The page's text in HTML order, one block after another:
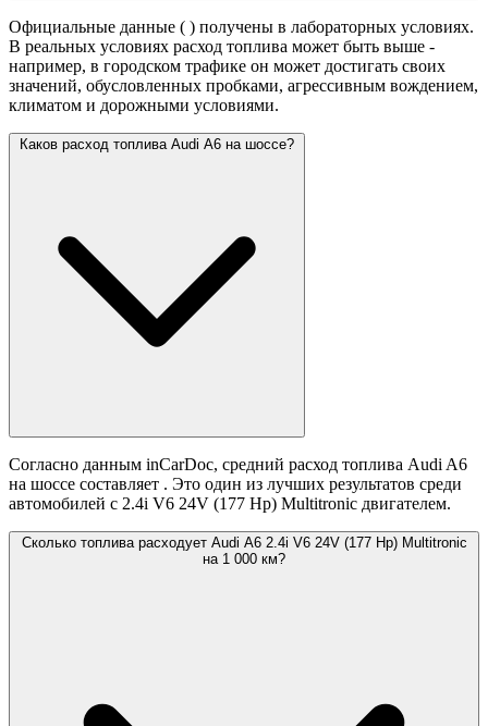
Официальные данные ( ) получены в лабораторных условиях.
В реальных условиях расход топлива может быть выше -
например, в городском трафике он может достигать своих
значений, обусловленных пробками, агрессивным вождением,
климатом и дорожными условиями.
Каков расход топлива Audi A6 на шоссе?
Согласно данным inCarDoc, средний расход топлива Audi A6
на шоссе составляет . Это один из лучших результатов среди
автомобилей с 2.4i V6 24V (177 Hp) Multitronic двигателем.
Сколько топлива расходует Audi A6 2.4i V6 24V (177 Hp) Multitronic
на 1 000 км?